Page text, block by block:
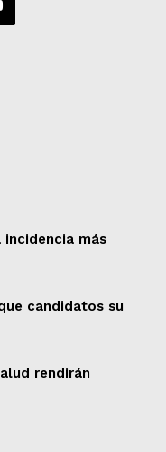
incidencia más
candidatos su
rendirán